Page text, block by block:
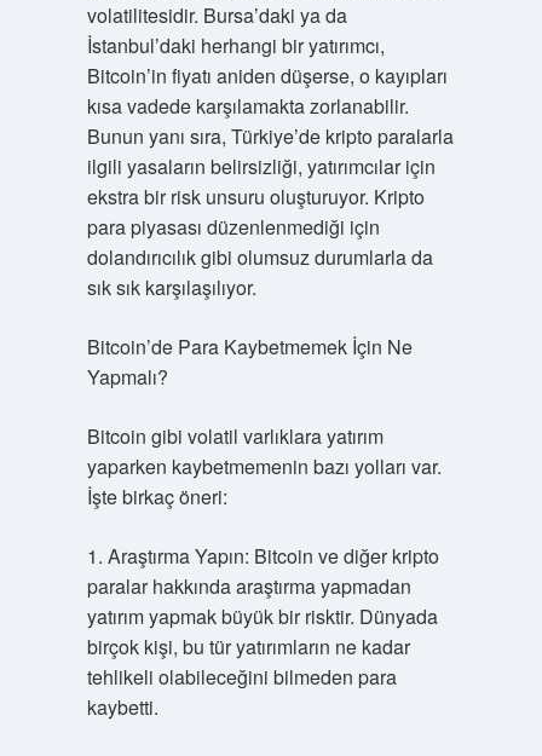
volatilitesidir. Bursa’daki ya da
İstanbul’daki herhangi bir yatırımcı,
Bitcoin’in fiyatı aniden düşerse, o kayıpları
kısa vadede karşılamakta zorlanabilir.
Bunun yanı sıra, Türkiye’de kripto paralarla
ilgili yasaların belirsizliği, yatırımcılar için
ekstra bir risk unsuru oluşturuyor. Kripto
para piyasası düzenlenmediği için
dolandırıcılık gibi olumsuz durumlarla da
sık sık karşılaşılıyor.
Bitcoin’de Para Kaybetmemek İçin Ne
Yapmalı?
Bitcoin gibi volatil varlıklara yatırım
yaparken kaybetmemenin bazı yolları var.
İşte birkaç öneri:
1. Araştırma Yapın: Bitcoin ve diğer kripto
paralar hakkında araştırma yapmadan
yatırım yapmak büyük bir risktir. Dünyada
birçok kişi, bu tür yatırımların ne kadar
tehlikeli olabileceğini bilmeden para
kaybetti.